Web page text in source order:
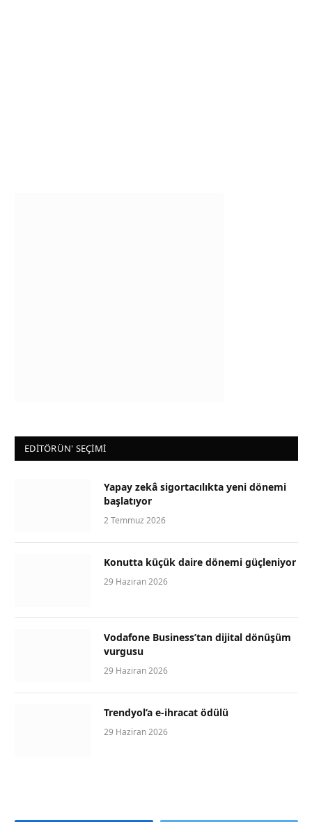
EDİTÖRÜN' SEÇİMİ
Yapay zekâ sigortacılıkta yeni dönemi
başlatıyor
2 Temmuz 2026
Konutta küçük daire dönemi güçleniyor
29 Haziran 2026
Vodafone Business’tan dijital dönüşüm
vurgusu
29 Haziran 2026
Trendyol’a e-ihracat ödülü
29 Haziran 2026